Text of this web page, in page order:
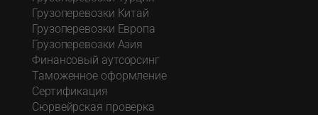
Грузоперевозки Китай
Грузоперевозки Европа
Грузоперевозки Азия
Финансовый аутсорсинг
Таможенное оформление
Сертификация
Сюрвейрская проверка